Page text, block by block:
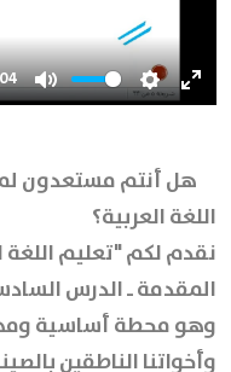
Mute Settings
هل أنتم مستعدون
اللغة العربية؟
نقدم لكم "تعليم اللغة
المقدمة ـ الدرس
وهو محطة أساسية
وأخواتنا الناطقين